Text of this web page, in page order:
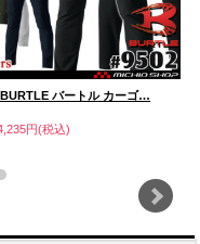
バートル カーゴ…
円(税込)